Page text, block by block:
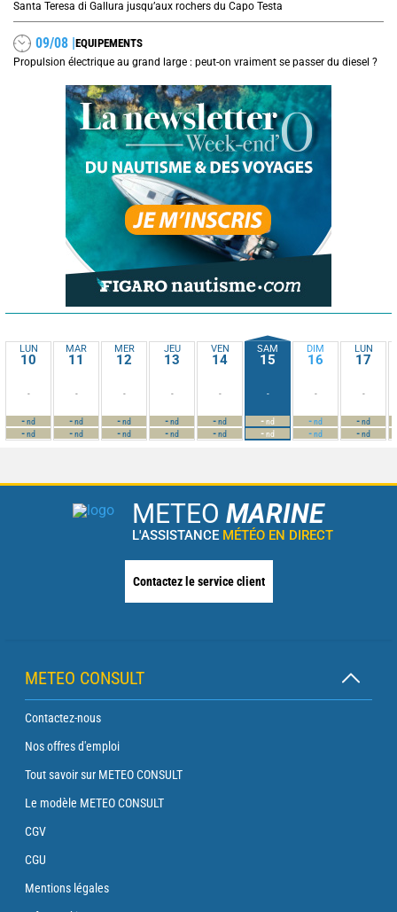
Santa Teresa di Gallura jusqu’aux rochers du Capo Testa
09/08 |EQUIPEMENTS
Propulsion électrique au grand large : peut-on vraiment se passer du diesel ?
LUN
10
-
-nd
-nd
MAR
11
-
-nd
-nd
MER
12
-
-nd
-nd
JEU
13
-
-nd
-nd
VEN
14
-
-nd
-nd
SAM
15
-
-nd
-nd
DIM
16
-
-nd
-nd
LUN
17
-
-nd
-nd
METEO MARINE
L'ASSISTANCE MÉTÉO EN DIRECT
Contactez le service client
METEO CONSULT
Contactez-nous
Nos offres d'emploi
Tout savoir sur METEO CONSULT
Le modèle METEO CONSULT
CGV
CGU
Mentions légales